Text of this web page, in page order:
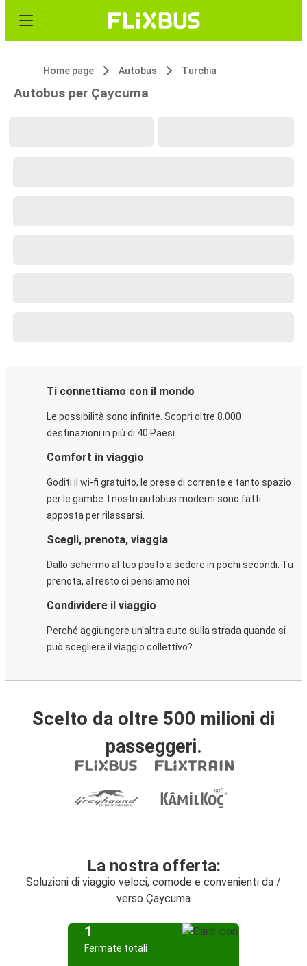
Home page Autobus Turchia
Autobus per Çaycuma
Ti connettiamo con il mondo
Le possibilità sono infinite. Scopri oltre 8.000
destinazioni in più di 40 Paesi.
Comfort in viaggio
Goditi il wi-fi gratuito, le prese di corrente e tanto spazio
per le gambe. I nostri autobus moderni sono fatti
apposta per rilassarsi.
Scegli, prenota, viaggia
Dallo schermo al tuo posto a sedere in pochi secondi. Tu
prenota, al resto ci pensiamo noi.
Condividere il viaggio
Perché aggiungere un'altra auto sulla strada quando si
può scegliere il viaggio collettivo?
Scelto da oltre 500 milioni di
passeggeri.
La nostra offerta:
Soluzioni di viaggio veloci, comode e convenienti da /
verso Çaycuma
1
Fermate totali